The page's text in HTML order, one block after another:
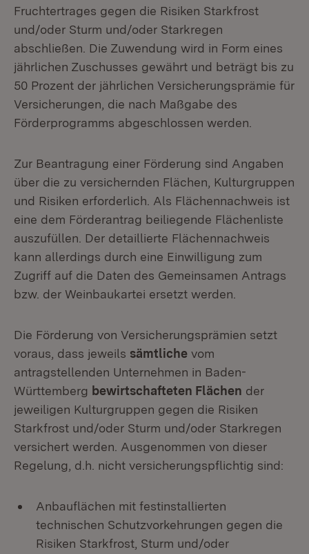
Fruchtertrages gegen die Risiken Starkfrost
und/oder Sturm und/oder Starkregen
abschließen. Die Zuwendung wird in Form eines
jährlichen Zuschusses gewährt und beträgt bis zu
50 Prozent der jährlichen Versicherungsprämie für
Versicherungen, die nach Maßgabe des
Förderprogramms abgeschlossen werden.
Zur Beantragung einer Förderung sind Angaben
über die zu versichernden Flächen, Kulturgruppen
und Risiken erforderlich. Als Flächennachweis ist
eine dem Förderantrag beiliegende Flächenliste
auszufüllen. Der detaillierte Flächennachweis
kann allerdings durch eine Einwilligung zum
Zugriff auf die Daten des Gemeinsamen Antrags
bzw. der Weinbaukartei ersetzt werden.
Die Förderung von Versicherungsprämien setzt
voraus, dass jeweils sämtliche vom
antragstellenden Unternehmen in Baden-
Württemberg bewirtschafteten Flächen der
jeweiligen Kulturgruppen gegen die Risiken
Starkfrost und/oder Sturm und/oder Starkregen
versichert werden. Ausgenommen von dieser
Regelung, d.h. nicht versicherungspflichtig sind:
Anbauflächen mit festinstallierten
technischen Schutzvorkehrungen gegen die
Risiken Starkfrost, Sturm und/oder